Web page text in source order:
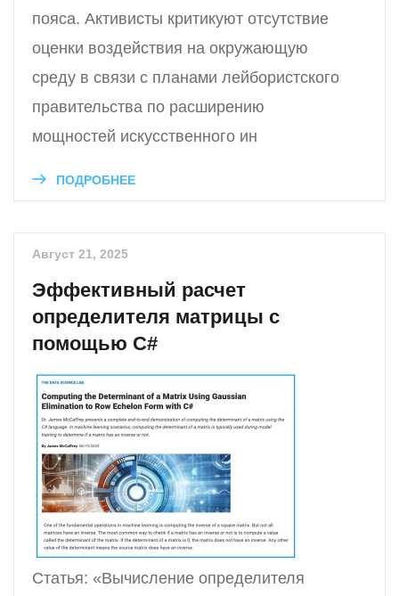
пояса. Активисты критикуют отсутствие
оценки воздействия на окружающую
среду в связи с планами лейбористского
правительства по расширению
мощностей искусственного ин
ПОДРОБНЕЕ
Август 21, 2025
Эффективный расчет
определителя матрицы с
помощью C#
Статья: «Вычисление определителя